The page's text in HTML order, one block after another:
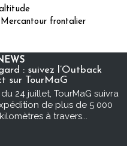
frontalier
: suivez l’Outback
sur TourMaG
24 juillet, TourMaG suivra
de plus de 5 000
kilomètres à travers...